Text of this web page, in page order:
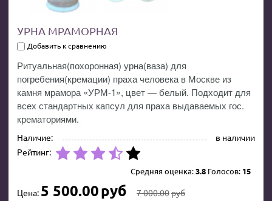
УРНА МРАМОРНАЯ
Добавить к сравнению
Ритуальная(похоронная) урна(ваза) для
погребения(кремации) праха человека в Москве из
камня мрамора «УРМ-1», цвет — белый. Подходит для
всех стандартных капсул для праха выдаваемых гос.
крематориями.
Наличие:
в наличии
Рейтинг:
Средняя оценка:3.8 Голосов: 15
Цена: 5 500.00руб 7 000.00руб